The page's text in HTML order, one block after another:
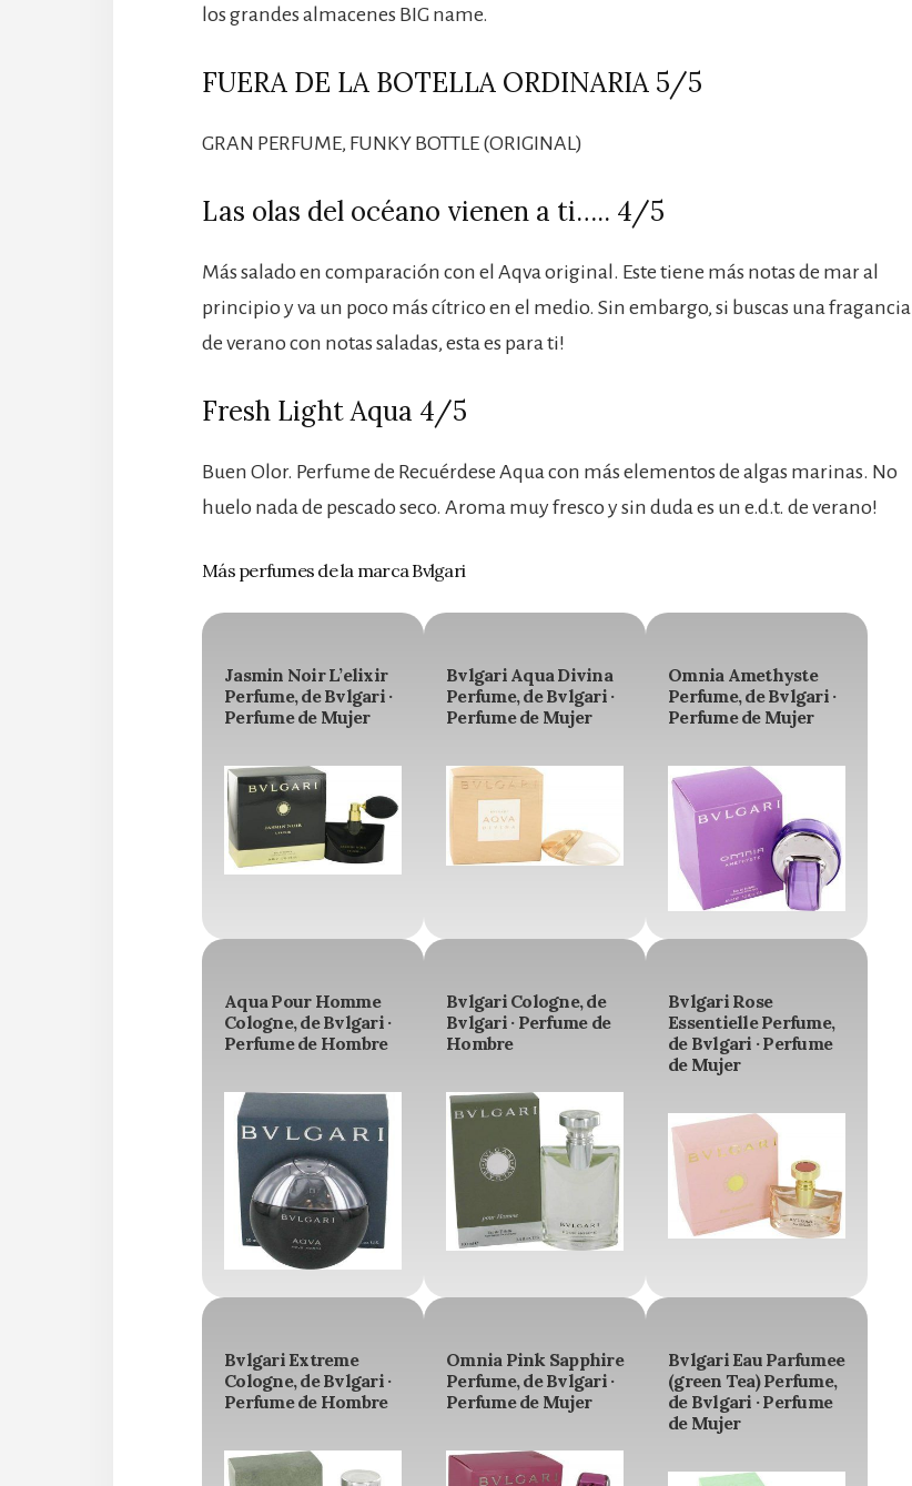
los grandes almacenes BIG name.
FUERA DE LA BOTELLA ORDINARIA 5/5
GRAN PERFUME, FUNKY BOTTLE (ORIGINAL)
Las olas del océano vienen a ti….. 4/5
Más salado en comparación con el Aqva original. Este tiene más notas de mar al
principio y va un poco más cítrico en el medio. Sin embargo, si buscas una fragancia
de verano con notas saladas, esta es para ti!
Fresh Light Aqua 4/5
Buen Olor. Perfume de Recuérdese Aqua con más elementos de algas marinas. No
huelo nada de pescado seco. Aroma muy fresco y sin duda es un e.d.t. de verano!
Más perfumes de la marca Bvlgari
Jasmin Noir L’elixir
Perfume, de Bvlgari ·
Perfume de Mujer
Bvlgari Aqua Divina
Perfume, de Bvlgari ·
Perfume de Mujer
Omnia Amethyste
Perfume, de Bvlgari ·
Perfume de Mujer
Aqua Pour Homme
Cologne, de Bvlgari ·
Perfume de Hombre
Bvlgari Cologne, de
Bvlgari · Perfume de
Hombre
Bvlgari Rose
Essentielle Perfume,
de Bvlgari · Perfume
de Mujer
Bvlgari Extreme
Cologne, de Bvlgari ·
Perfume de Hombre
Omnia Pink Sapphire
Perfume, de Bvlgari ·
Perfume de Mujer
Bvlgari Eau Parfumee
(green Tea) Perfume,
de Bvlgari · Perfume
de Mujer